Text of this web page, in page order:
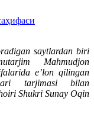
saytlardan biri
Mahmudjon
e’lon qilingan
tarjimasi bilan
Shukri Sunay Oqin